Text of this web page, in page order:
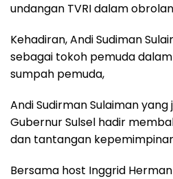
undangan TVRI dalam
Kehadiran, Andi Sudiman
sebagai tokoh pemuda
sumpah pemuda,
Andi Sudirman Sulaiman
Gubernur Sulsel hadir
dan tantangan
Bersama host Inggrid